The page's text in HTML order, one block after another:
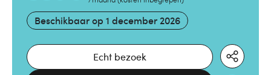
Beschikbaar op 1 december 2026
Echt bezoek